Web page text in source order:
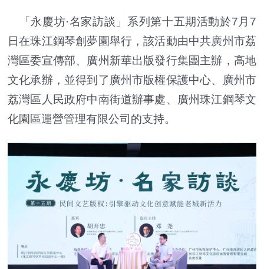
「永慶坊·名家訪談」系列第十五期活動於7月7
日在珠江鋼琴創夢園舉行，該活動由中共廣州市荔
灣區委宣傳部、廣州新華出版發行集團主辦，高地
文化承辦，並得到了廣州市版權保護中心、廣州市
荔灣區人民政府中南街道辦事處、廣州珠江鋼琴文
化園區運營管理有限公司的支持。